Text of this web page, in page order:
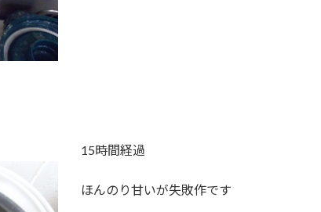
15時間経過
ほんのり甘いが失敗作です